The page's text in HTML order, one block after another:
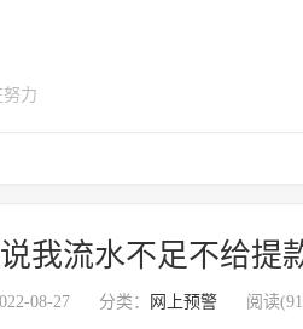
力
我流水不足不给提
08-27 分类： 网上预警 阅读